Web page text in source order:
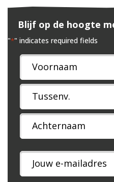
Blijf op de hoogte
"*" indicates required fields
Naam
*